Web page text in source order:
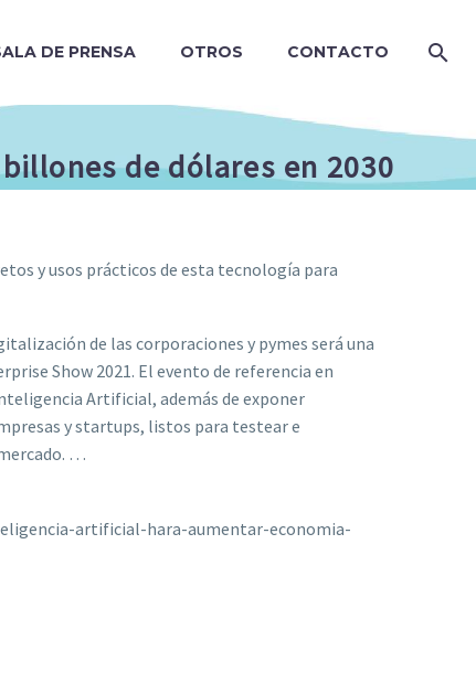
DE PRENSA OTROS CONTACTO
de dólares en 2030
y usos prácticos de esta tecnología para
de las corporaciones y pymes será una
Show 2021. El evento de referencia en
Artificial, además de exponer
y startups, listos para testear e
…
artificial-hara-aumentar-economia-